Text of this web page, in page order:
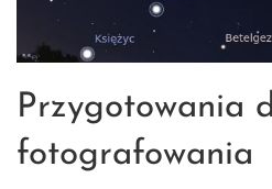
Przygotowania
fotografowania